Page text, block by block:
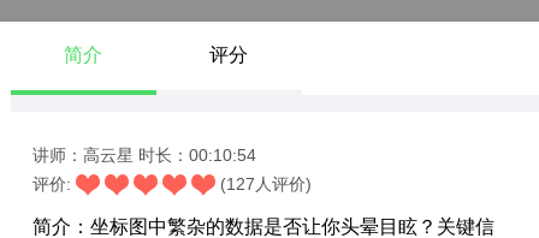
简介 评分
讲师：高云星 时长：00:10:54
评价:
(127人评价)
简介：坐标图中繁杂的数据是否让你头晕目眩？关键信